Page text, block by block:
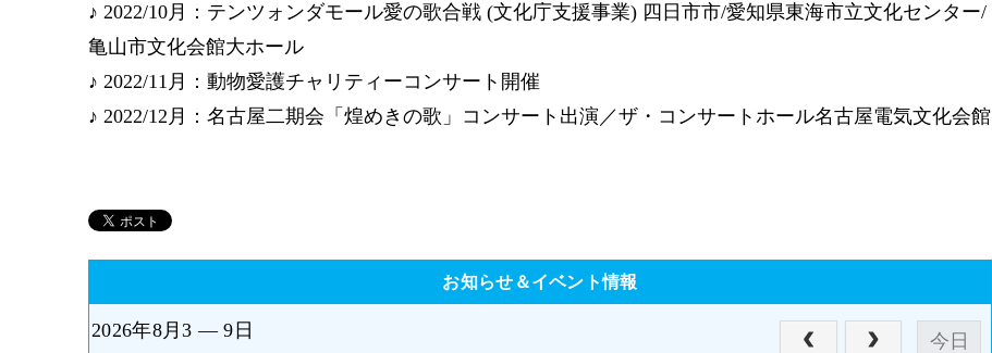
♪ 2022/10月：テンツォンダモール愛の歌合戦 (文化庁支援事業) 四日市市/愛知県東海市立文化センター/
亀山市文化会館大ホール
♪ 2022/11月：動物愛護チャリティーコンサート開催
♪ 2022/12月：名古屋二期会「煌めきの歌」コンサート出演／ザ・コンサートホール名古屋電気文化会館
お知らせ＆イベント情報
2026年8月3 — 9日
今日